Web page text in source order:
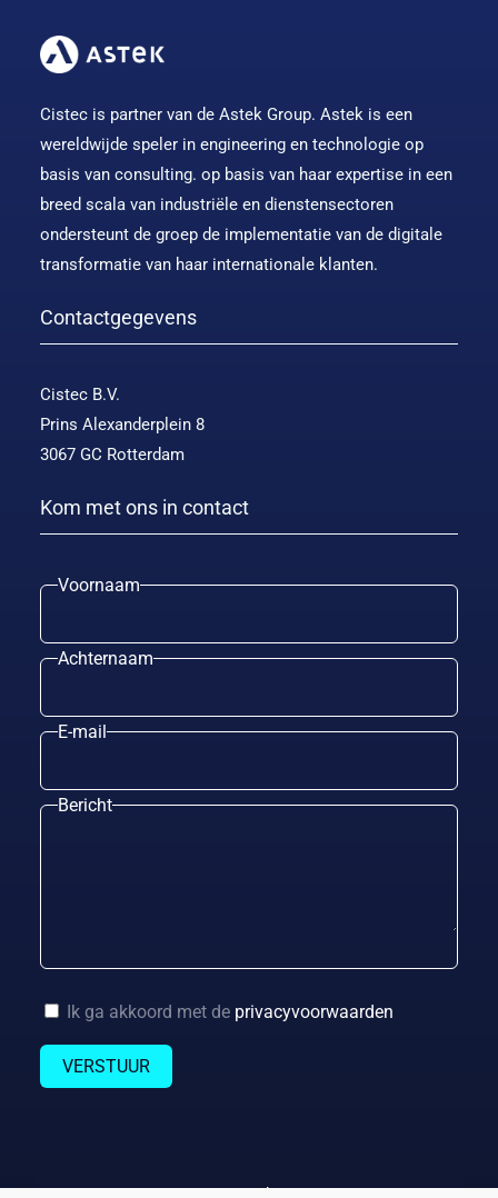
Cistec is partner van de Astek Group. Astek is een
wereldwijde speler in engineering en technologie op
basis van consulting. op basis van haar expertise in een
breed scala van industriële en dienstensectoren
ondersteunt de groep de implementatie van de digitale
transformatie van haar internationale klanten.
Contactgegevens
Cistec B.V.
Prins Alexanderplein 8
3067 GC Rotterdam
Kom met ons in contact
Voornaam
Achternaam
E-mail
Bericht
Ik ga akkoord met de privacyvoorwaarden